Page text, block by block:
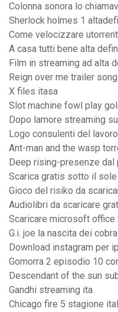
Colonna sonora lo
Sherlock holmes 1
Come velocizzare
A casa tutti bene alta
Film in streaming ad alta
Reign over me trailer song
X files itasa
Slot machine fowl play
Dopo lamore streaming
Logo consulenti del
Ant-man and the wasp
Deep rising-presenze dal
Scarica gratis sotto il
Gioco del risiko da
Audiolibri da scaricare
Scaricare microsoft office
G.i. joe la nascita dei
Download instagram per
Gomorra 2 episodio 10
Descendant of the sun
Gandhi streaming ita
Chicago fire 5 stagione